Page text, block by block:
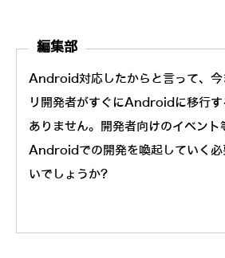
編集部
Android対応したからと言って、
リ開発者がすぐにAndroidに移行す
ありません。開発者向けのイベント
Androidでの開発を喚起していく必
いでしょうか?